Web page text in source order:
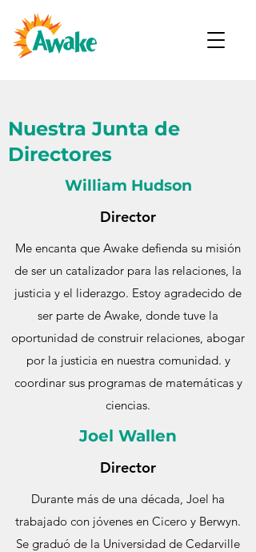
Nuestra Junta de
Directores
William Hudson
Director
Me encanta que Awake defienda su misión
de ser un catalizador para las relaciones, la
justicia y el liderazgo. Estoy agradecido de
ser parte de Awake, donde tuve la
oportunidad de construir relaciones, abogar
por la justicia en nuestra comunidad. y
coordinar sus programas de matemáticas y
ciencias.
Joel Wallen
Director
Durante más de una década, Joel ha
trabajado con jóvenes en Cicero y Berwyn.
Se graduó de la Universidad de Cedarville